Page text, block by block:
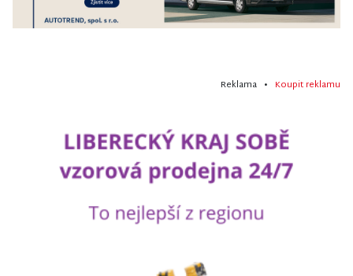
Reklama • Koupit reklamu